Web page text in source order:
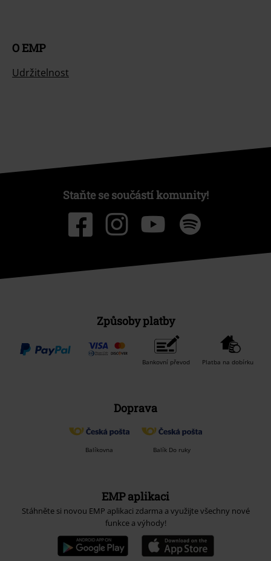
O EMP
Udržitelnost
Staňte se součástí komunity!
Způsoby platby
Bankovní převod Platba na dobírku
Doprava
Balíkovna Balík Do ruky
EMP aplikaci
Stáhněte si novou EMP aplikaci zdarma a využijte všechny nové
funkce a výhody!